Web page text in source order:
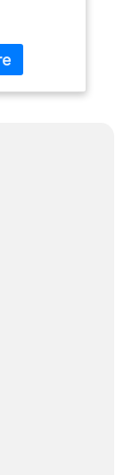
(boing
la
une
3 AA
est
à